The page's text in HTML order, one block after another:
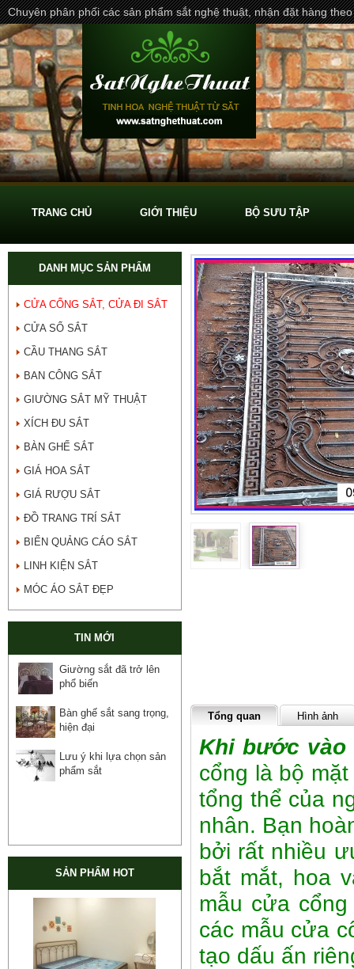
Chuyên phân phối các sản phẩm sắt nghệ thuật, nhận đặt hàng
TRANG CHỦ GIỚI THIỆU BỘ SƯU TẬP
DANH MỤC SẢN PHẨM
CỬA CỔNG SẮT, CỬA ĐI SẮT
CỬA SỔ SẮT
CẦU THANG SẮT
BAN CÔNG SẮT
GIƯỜNG SẮT MỸ THUẬT
XÍCH ĐU SẮT
BÀN GHẾ SẮT
GIÁ HOA SẮT
GIÁ RƯỢU SẮT
ĐỒ TRANG TRÍ SẮT
BIỂN QUẢNG CÁO SẮT
LINH KIỆN SẮT
MÓC ÁO SẮT ĐẸP
TIN MỚI
Giường sắt đã trở lên
phổ biến
Bàn ghế sắt sang trọng,
hiện đại
Lưu ý khi lựa chọn sản
phẩm sắt
SẢN PHẨM HOT
Tổng quan Hình ảnh
Khi bước vào
cổng là bộ
tổng thể của
nhân. Bạn
bởi rất nhiều
bắt mắt, hoa
mẫu cửa
các mẫu cửa
tạo dấu ấn